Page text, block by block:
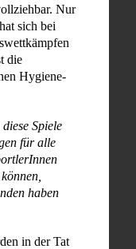
Nur
sich bei
die
Hygiene-
Spiele
für alle
haben
in der Tat